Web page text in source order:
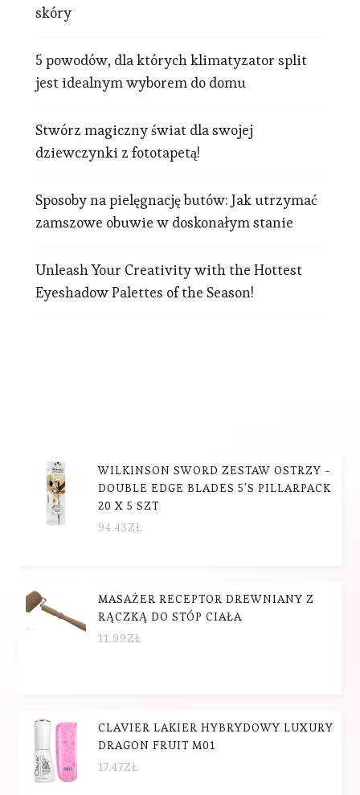
skóry
5 powodów, dla których klimatyzator split
jest idealnym wyborem do domu
Stwórz magiczny świat dla swojej
dziewczynki z fototapetą!
Sposoby na pielęgnację butów: Jak utrzymać
zamszowe obuwie w doskonałym stanie
Unleash Your Creativity with the Hottest
Eyeshadow Palettes of the Season!
WILKINSON SWORD ZESTAW OSTRZY -
DOUBLE EDGE BLADES 5'S PILLARPACK
20 X 5 SZT
94.43ZŁ
MASAŻER RECEPTOR DREWNIANY Z
RĄCZKĄ DO STÓP CIAŁA
11.99ZŁ
CLAVIER LAKIER HYBRYDOWY LUXURY
DRAGON FRUIT M01
17.47ZŁ